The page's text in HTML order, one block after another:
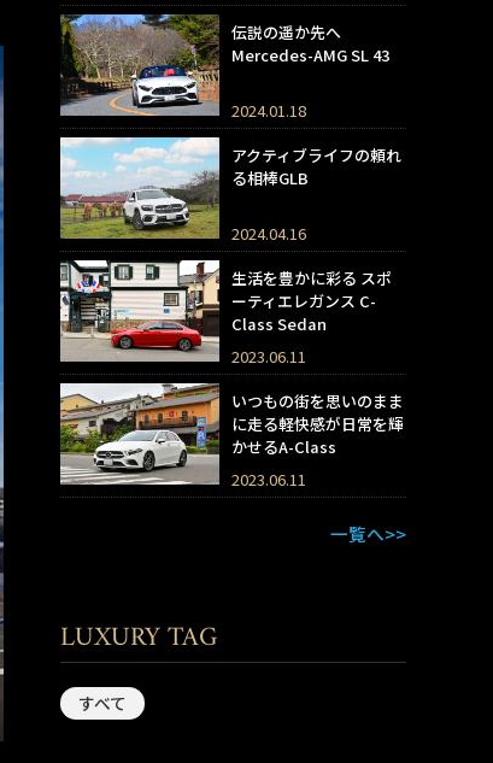
伝説の遥か先へ
Mercedes-AMG SL 43
2024.01.18
アクティブライフの頼れ
る相棒GLB
2024.04.16
生活を豊かに彩る スポ
ーティエレガンス C-
Class Sedan
2023.06.11
いつもの街を思いのまま
に走る軽快感が日常を輝
かせるA-Class
2023.06.11
一覧へ>>
LUXURY TAG
すべて